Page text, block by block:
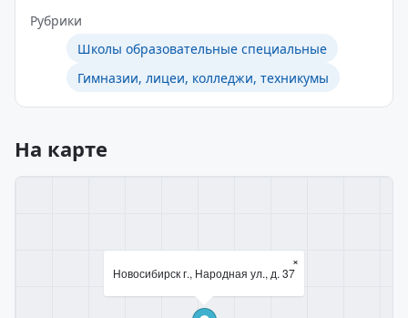
Рубрики
Школы образовательные специальные
Гимназии, лицеи, колледжи, техникумы
На карте
Новосибирск г., Народная ул., д. 37
×